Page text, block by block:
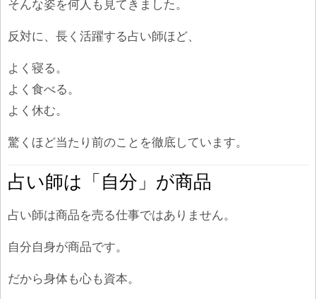
そんな姿を何人も見てきました。
反対に、長く活躍する占い師ほど、
よく寝る。
よく食べる。
よく休む。
驚くほど当たり前のことを徹底しています。
占い師は「自分」が商品
占い師は商品を売る仕事ではありません。
自分自身が商品です。
だから身体も心も資本。